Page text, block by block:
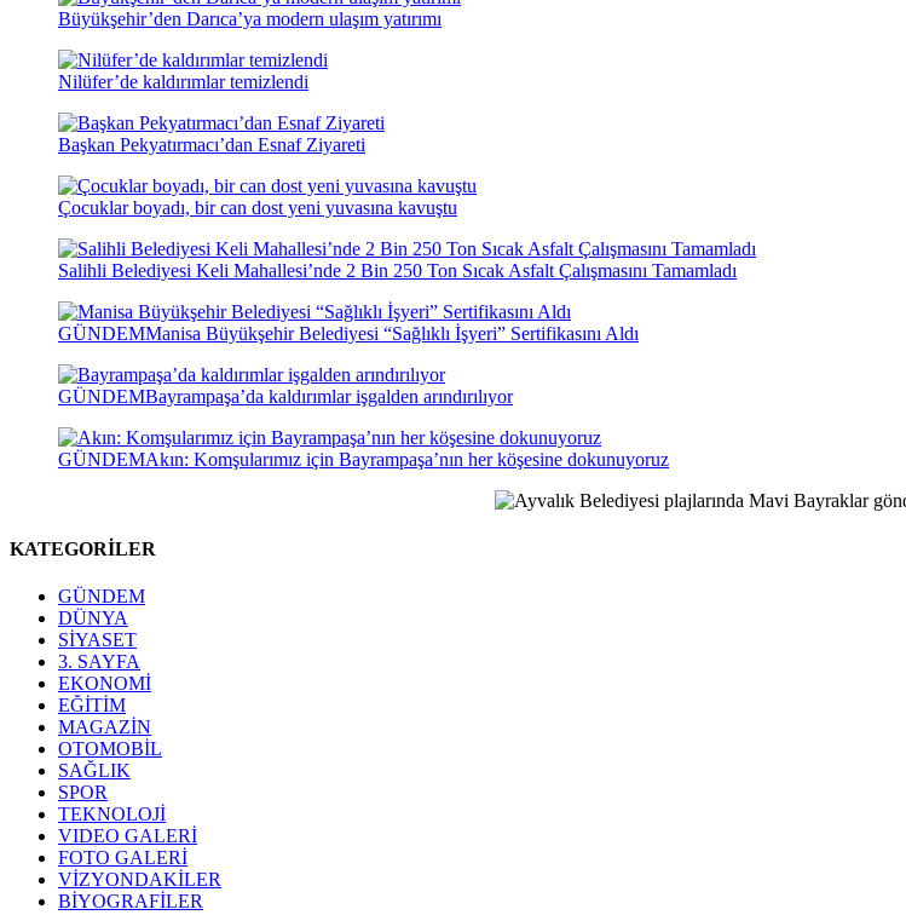
Büyükşehir’den Darıca’ya modern ulaşım yatırımı
Nilüfer’de kaldırımlar temizlendi
Başkan Pekyatırmacı’dan Esnaf Ziyareti
Çocuklar boyadı, bir can dost yeni yuvasına kavuştu
Salihli Belediyesi Keli Mahallesi’nde 2 Bin 250 Ton Sıcak Asfalt Çalışmasını Tamamladı
GÜNDEMManisa Büyükşehir Belediyesi “Sağlıklı İşyeri” Sertifikasını Aldı
GÜNDEMBayrampaşa’da kaldırımlar işgalden arındırılıyor
GÜNDEMAkın: Komşularımız için Bayrampaşa’nın her köşesine dokunuyoruz
KATEGORİLER
GÜNDEM
DÜNYA
SİYASET
3. SAYFA
EKONOMİ
EĞİTİM
MAGAZİN
OTOMOBİL
SAĞLIK
SPOR
TEKNOLOJİ
VIDEO GALERİ
FOTO GALERİ
VİZYONDAKİLER
BİYOGRAFİLER